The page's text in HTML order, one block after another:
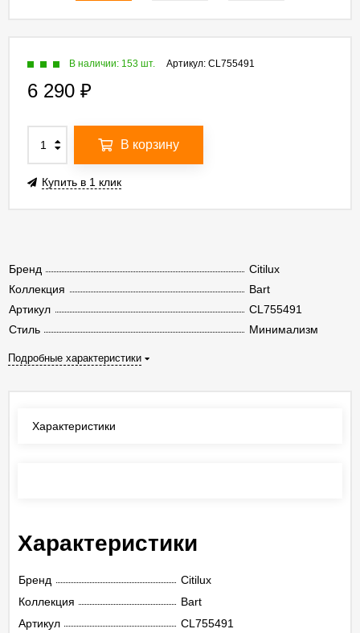
Бренд
Citilux
Коллекция
Bart
Артикул
CL755491
Стиль
Минимализм
Подробные характеристики
Артикул: CL755491
В наличии: 153 шт.
6 290 ₽
В корзину
Купить в 1 клик
Характеристики
Характеристики
Бренд
Citilux
Коллекция
Bart
Артикул
CL755491